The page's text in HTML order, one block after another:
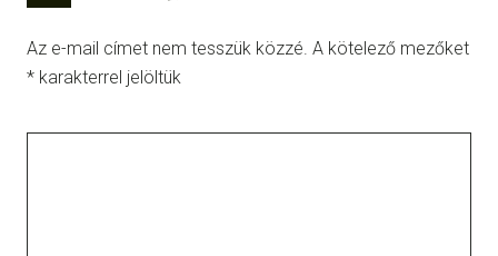
Az e-mail címet nem tesszük közzé. A kötelező mezőket
* karakterrel jelöltük